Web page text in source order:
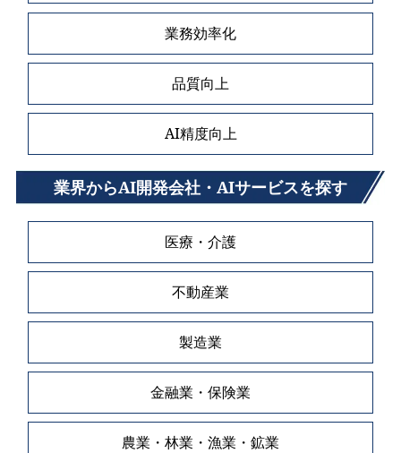
業務効率化
品質向上
AI精度向上
業界からAI開発会社・AIサービスを探す
医療・介護
不動産業
製造業
金融業・保険業
農業・林業・漁業・鉱業